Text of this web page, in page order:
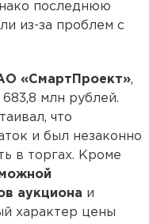
последнюю
из-за проблем с
«СмартПроект»,
млн рублей.
что
и был незаконно
в торгах. Кроме
аукциона и
характер цены